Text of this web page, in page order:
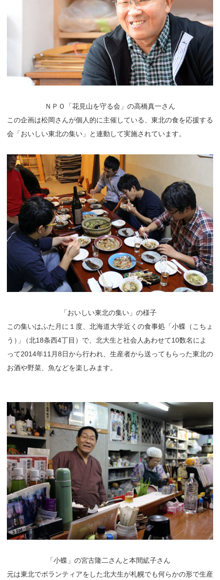
ＮＰＯ「花見山を守る会」の高橋真一さん
この企画は松岡さんが個人的に主催している、東北の食を応援する
会「おいしい東北の集い」と連動して実施されています。
「おいしい東北の集い」の様子
この集いはふた月に１度、北海道大学近くの食事処「小蝶（こちょ
う ） 」
（北18条西4丁目）で、北大生と社会人あわせて10数名によ
って2014年11月8日から行われ、生産者から送ってもらった東北の
お酒や野菜、魚などを楽しみます。
「小蝶」の宮古隆二さんと本間絋子さん
元は東北でボランティアをした北大生が札幌でも何らかの形で生産